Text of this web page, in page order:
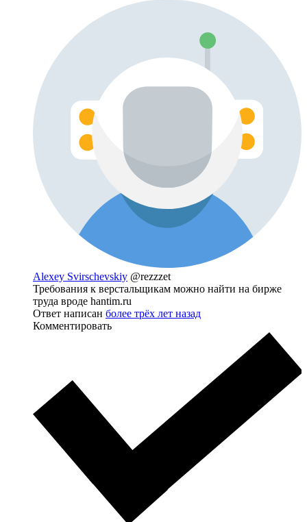
Alexey Svirschevskiy @rezzzet
Требования к верстальщикам можно найти на бирже
труда вроде hantim.ru
Ответ написан более трёх лет назад
Комментировать